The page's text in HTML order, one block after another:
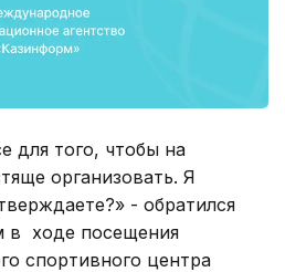
для того, чтобы на
организовать. Я
- обратился
в ходе посещения
спортивного центра